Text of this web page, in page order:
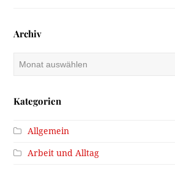
Archiv
Kategorien
Allgemein
Arbeit und Alltag